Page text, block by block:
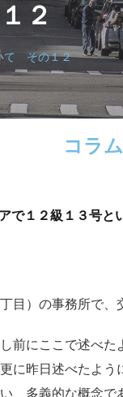
２
て その１２
コラム
で１２級１３号
目）の事務所で、
前にここで述べ
に昨日述べたよ
、多義的な概念で